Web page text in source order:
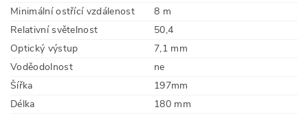
Minimální ostřící vzdálenost
8 m
Relativní světelnost
50,4
Optický výstup
7,1 mm
Voděodolnost
ne
Šířka
197mm
Délka
180 mm